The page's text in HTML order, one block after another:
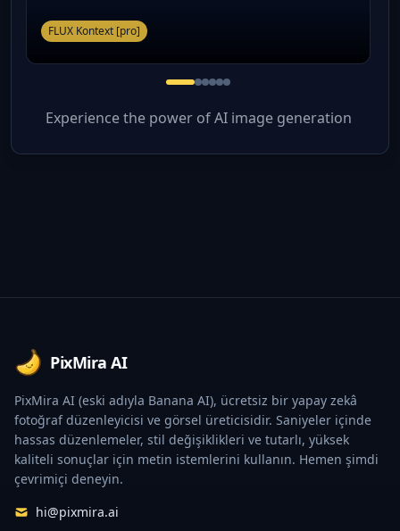
FLUX Kontext [pro]
Experience the power of AI image generation
PixMira AI
PixMira AI (eski adıyla Banana AI), ücretsiz bir yapay zekâ
fotoğraf düzenleyicisi ve görsel üreticisidir. Saniyeler içinde
hassas düzenlemeler, stil değişiklikleri ve tutarlı, yüksek
kaliteli sonuçlar için metin istemlerini kullanın. Hemen şimdi
çevrimiçi deneyin.
hi@pixmira.ai